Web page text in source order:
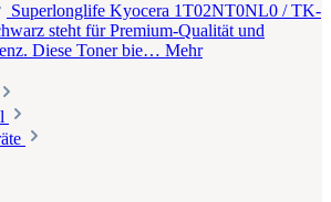
Superlonglife Kyocera 1T02NT0NL0 / TK-
steht für Premium-Qualität und
Diese Toner bie… Mehr